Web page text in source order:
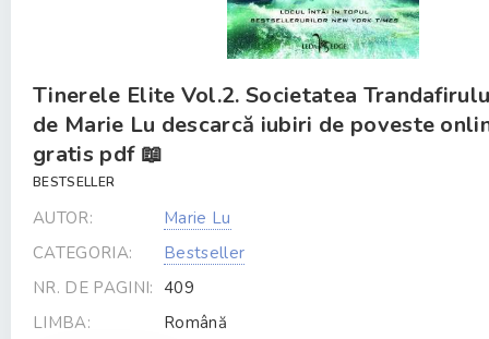
Tinerele Elite Vol.2. Societatea
de Marie Lu descarcă iubiri de poveste
gratis pdf 📖
BESTSELLER
AUTOR:
Marie Lu
CATEGORIA:
Bestseller
NR. DE PAGINI: 409
LIMBA:
Română